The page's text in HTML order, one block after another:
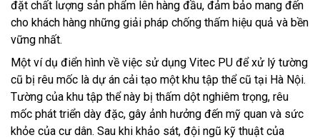
đặt chất lượng sản phẩm lên hàng đầu, đảm bảo mang đến
cho khách hàng những giải pháp chống thấm hiệu quả và bền
vững nhất.
Một ví dụ điển hình về việc sử dụng Vitec PU để xử lý tường
cũ bị rêu mốc là dự án cải tạo một khu tập thể cũ tại Hà Nội.
Tường của khu tập thể này bị thấm dột nghiêm trọng, rêu
mốc phát triển dày đặc, gây ảnh hưởng đến mỹ quan và sức
khỏe của cư dân. Sau khi khảo sát, đội ngũ kỹ thuật của